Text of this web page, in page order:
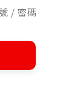
/ 密碼